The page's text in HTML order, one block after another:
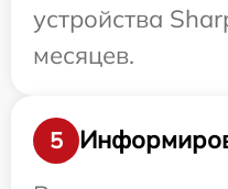
устройства
месяцев.
5